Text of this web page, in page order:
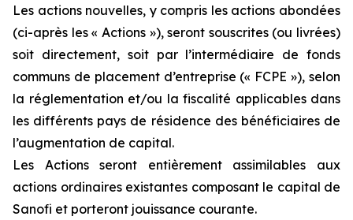
Les actions nouvelles, y compris les actions abondées
(ci-après les « Actions »), seront souscrites (ou livrées)
soit directement, soit par l’intermédiaire de fonds
communs de placement d’entreprise (« FCPE »), selon
la réglementation et/ou la fiscalité applicables dans
les différents pays de résidence des bénéficiaires de
l’augmentation de capital.
Les Actions seront entièrement assimilables aux
actions ordinaires existantes composant le capital de
Sanofi et porteront jouissance courante.